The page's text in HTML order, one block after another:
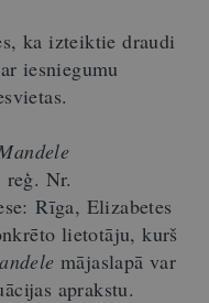
ka izteiktie draudi
iesniegumu
Nr.
Rīga, Elizabetes
lietotāju, kurš
mājaslapā var
aprakstu.